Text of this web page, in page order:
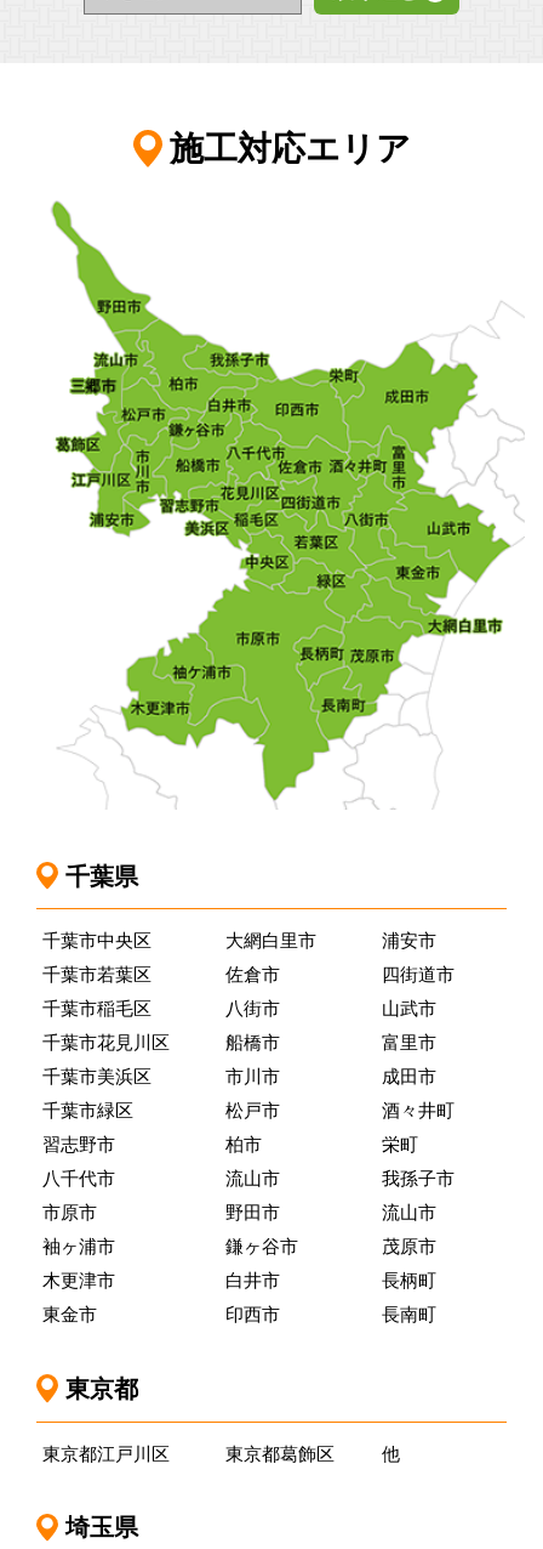
施工対応エリア
千葉県
千葉市中央区
千葉市若葉区
千葉市稲毛区
千葉市花見川区
千葉市美浜区
千葉市緑区
習志野市
八千代市
市原市
袖ヶ浦市
木更津市
東金市
大網白里市
佐倉市
八街市
船橋市
市川市
松戸市
柏市
流山市
野田市
鎌ヶ谷市
白井市
印西市
浦安市
四街道市
山武市
富里市
成田市
酒々井町
栄町
我孫子市
流山市
茂原市
長柄町
長南町
東京都
東京都江戸川区 東京都葛飾区 他
埼玉県